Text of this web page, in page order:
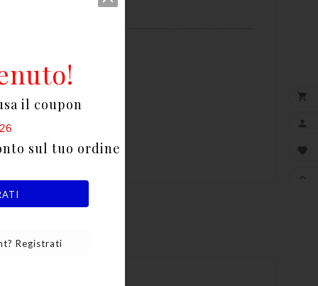




Registrati
il coupon
sul tuo ordine